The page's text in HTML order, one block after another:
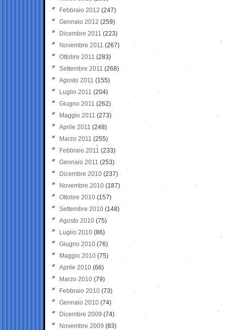
Febbraio 2012 (247)
Gennaio 2012 (259)
Dicembre 2011 (223)
Novembre 2011 (267)
Ottobre 2011 (283)
Settembre 2011 (268)
Agosto 2011 (155)
Luglio 2011 (204)
Giugno 2011 (262)
Maggio 2011 (273)
Aprile 2011 (248)
Marzo 2011 (255)
Febbraio 2011 (233)
Gennaio 2011 (253)
Dicembre 2010 (237)
Novembre 2010 (187)
Ottobre 2010 (157)
Settembre 2010 (148)
Agosto 2010 (75)
Luglio 2010 (86)
Giugno 2010 (76)
Maggio 2010 (75)
Aprile 2010 (66)
Marzo 2010 (79)
Febbraio 2010 (73)
Gennaio 2010 (74)
Dicembre 2009 (74)
Novembre 2009 (83)